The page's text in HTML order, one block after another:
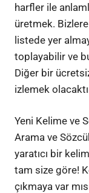
harfler ile
üretmek.
listede yer
toplayabilir ve
Diğer bir
izlemek
Yeni Kelime ve
Arama ve
yaratıcı bir
tam size göre!
çıkmaya var